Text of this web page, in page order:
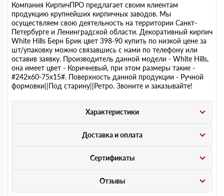
Компания КирпичПРО предлагает своим клиентам
продукцию крупнейших кирпичных заводов. Мы
осуществляем свою деятельность на территории Санкт-
Петербурге и Ленинградской области. Декоративный кирпич
White Hills Берн Брик цвет 398-90 купить по низкой цене за
шт/упаковку можно связавшись с нами по телефону или
оставив заявку. Производитель данной модели - White Hills,
она имеет цвет - Коричневый, при этом размеры такие -
#242х60-75х15#. Поверхность данной продукции - Ручной
формовки||Под старину||Ретро. Звоните и заказывайте!
Характеристики
Доставка и оплата
Сертификаты
Отзывы